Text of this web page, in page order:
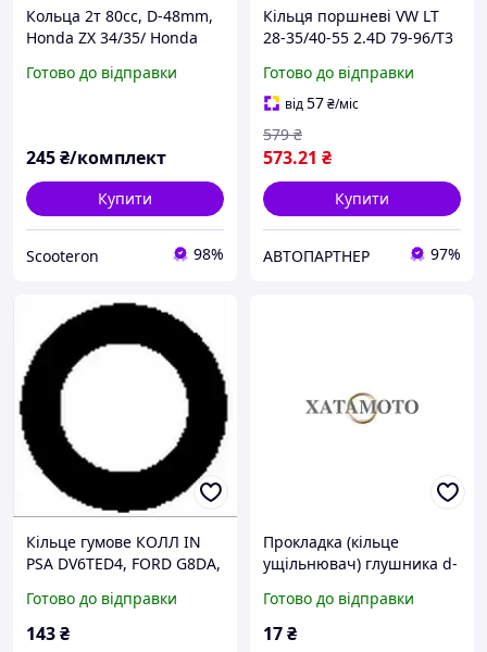
Кольца 2т 80cc, D-48mm,
Honda ZX 34/35/ Honda
Gpoil
Готово до відправки
245₴/комплект
Купити
Scooteron 98%
Кільця поршневі VW LT
28-35/40-55 2.4D 79-96/T3
(1.75-2-3), Mahle
Готово до відправки
від57₴/міс
573.21 ₴
579 ₴
Купити
АВТОПАРТНЕР 97%
Кільце гумове КОЛЛ IN
PSA DV6TED4, FORD G8DA,
!!! КРАТНІ BGA (OR9313)
BGA
Готово до відправки
143₴
Прокладка (кільце
ущільнювач) глушника d-
A001-1736,
Готово до відправки
17₴